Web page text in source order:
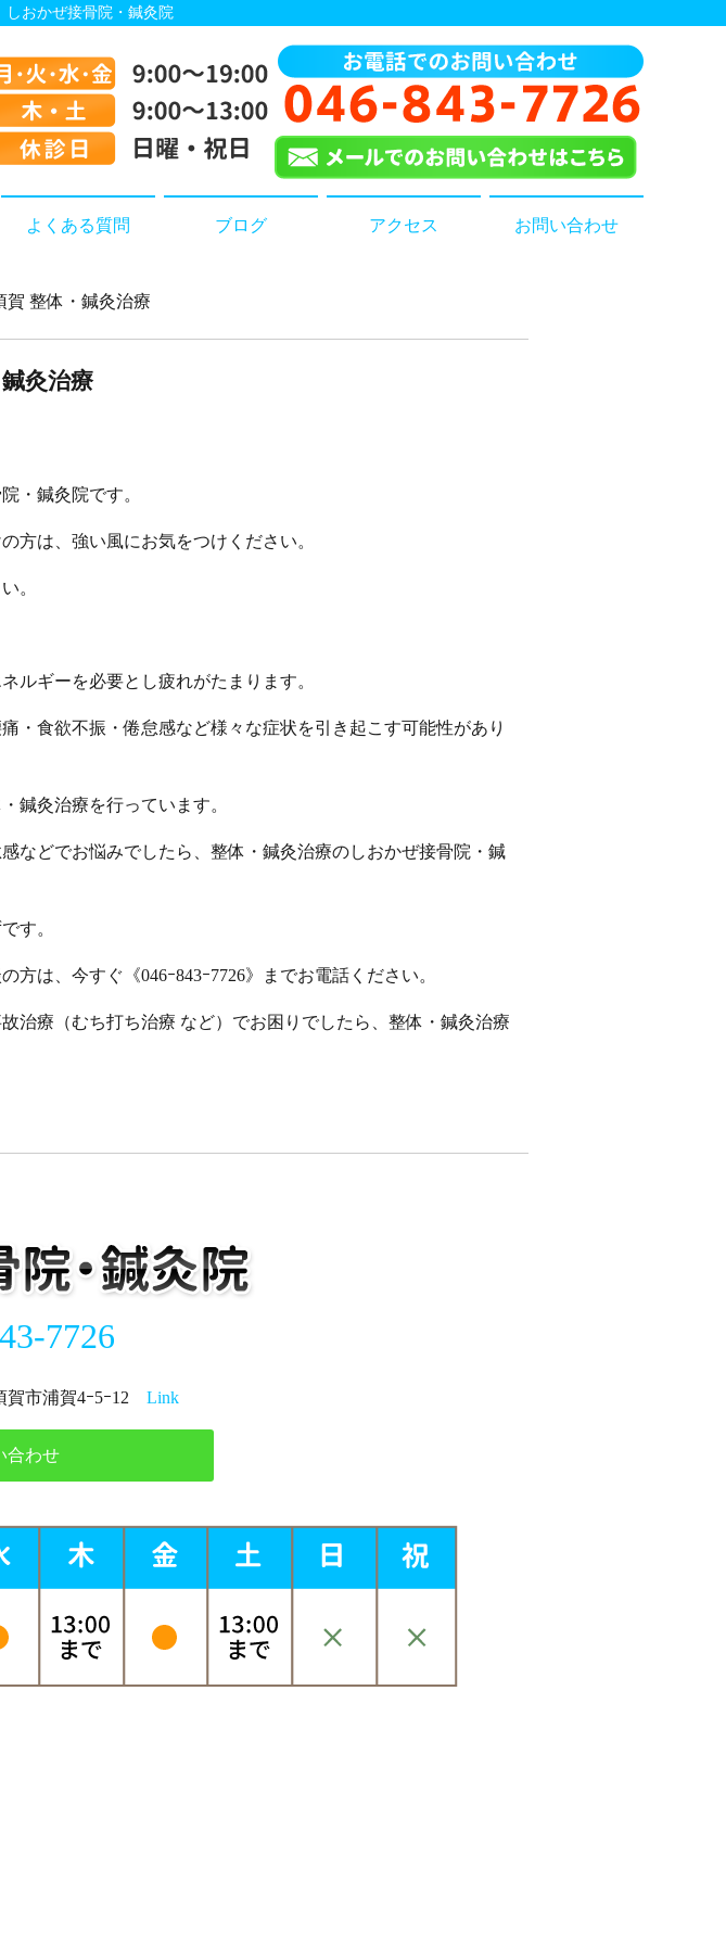
おかぜ接骨院・鍼灸院
よくある質問 ブログ アクセス お問い合わせ
賀 整体・鍼灸治療
灸治療
・鍼灸院です。
方は、強い風にお気をつけください。
。
ルギーを必要とし疲れがたまります。
・食欲不振・倦怠感など様々な症状を引き起こす可能性があり
鍼灸治療を行っています。
などでお悩みでしたら、整体・鍼灸治療のしおかぜ接骨院・鍼
す。
は、今すぐ《046ｰ843ｰ7726》までお電話ください。
治療（むち打ち治療 など）でお困りでしたら、整体・鍼灸治療
7726
賀市浦賀4ｰ5ｰ12 Link
合わせ